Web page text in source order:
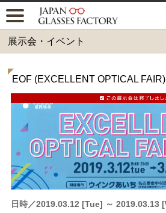
展示会・イベント
EOF (EXCELLENT OPTICAL
日時
2019.03.12 [Tue] ～ 2019.03.13